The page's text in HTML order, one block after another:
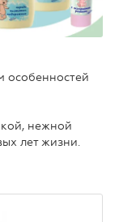
особенностей
нежной
лет жизни.